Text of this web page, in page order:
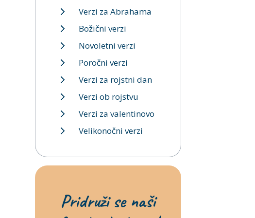
Verzi za Abrahama
Božični verzi
Novoletni verzi
Poročni verzi
Verzi za rojstni dan
Verzi ob rojstvu
Verzi za valentinovo
Velikonočni verzi
Pridruži se naši